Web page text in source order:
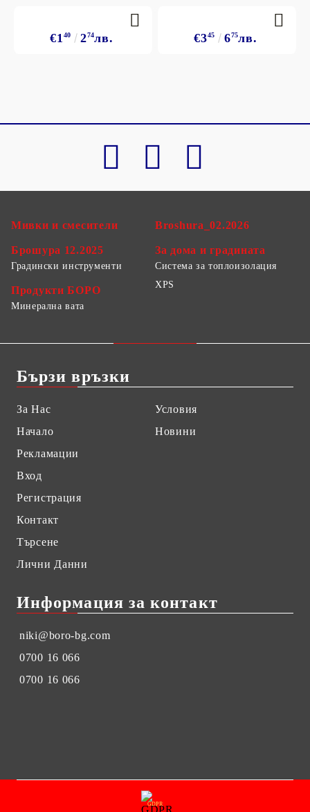
€1 40 274лв. €345 675лв.
Мивки и смесители
Брошура 12.2025
Broshura_02.2026
За дома и градината
Градински инструменти
Продукти БОРО
Система за топлоизолация
XPS
Минерална вата
Бързи връзки
За Нас
Начало
Рекламации
Вход
Регистрация
Контакт
Търсене
Лични Данни
Условия
Новини
Информация за контакт
niki@boro-bg.com
0700 16 066
0700 16 066
GDPR